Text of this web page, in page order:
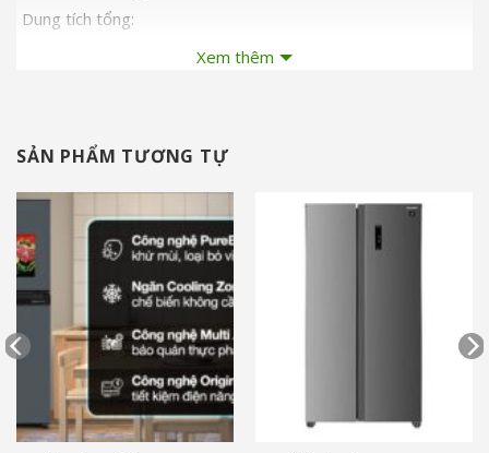
Dung tích tổng:
Dung tích ngăn lạnh:
289 lít
Dung tích ngăn chuyển đổi:
Không có
Chất liệu cửa tủ lạnh:
Thép phủ gốm
Chất liệu khay ngăn lạnh:
Kính chịu lực
Xem thêm
SẢN PHẨM TƯƠNG TỰ